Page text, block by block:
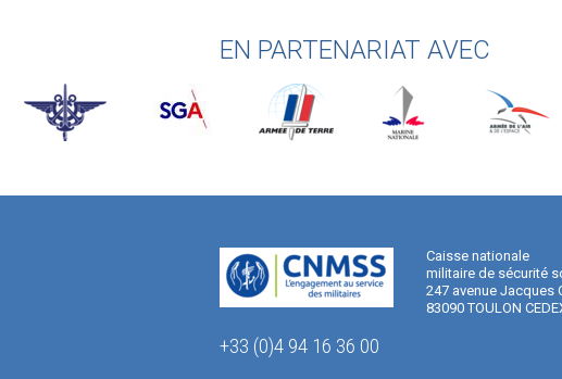
EN PARTENARIAT AVEC
Caisse nationale
militaire de sécurité
247 avenue Jacques
83090 TOULON
+33 (0)4 94 16 36 00